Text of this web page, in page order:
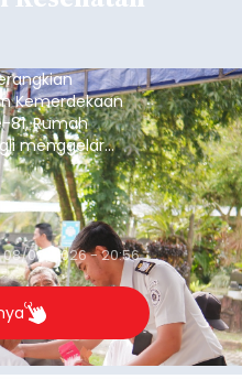
Kemerdekaan
81, Rumah
menggelar
gratis, Rabu
08/06/2026 - 20:56